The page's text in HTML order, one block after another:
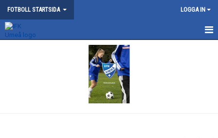
FOTBOLL STARTSIDA LOGGA IN